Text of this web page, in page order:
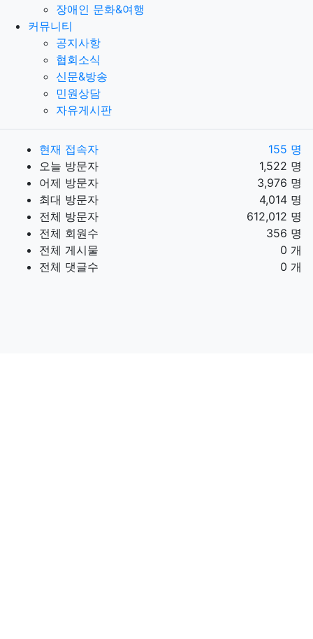
장애인 문화&여행
커뮤니티
공지사항
협회소식
신문&방송
민원상담
자유게시판
현재 접속자
155 명
오늘 방문자
1,522 명
어제 방문자
3,976 명
최대 방문자
4,014 명
전체 방문자
612,012 명
전체 회원수
356 명
전체 게시물
0 개
전체 댓글수
0 개